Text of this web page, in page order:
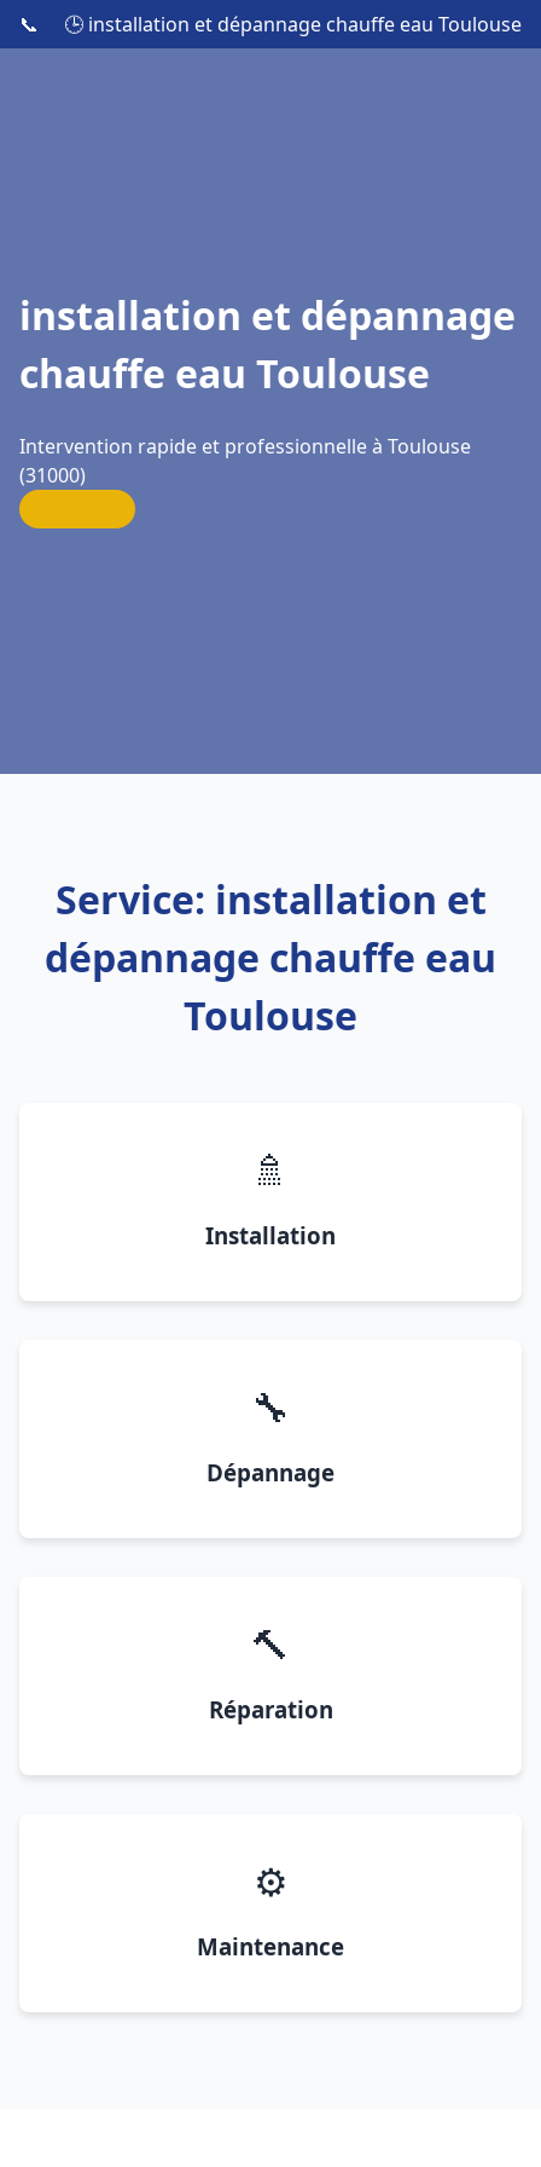
📞 🕒 installation et dépannage chauffe eau Toulouse
installation et dépannage
chauffe eau Toulouse
Intervention rapide et professionnelle à Toulouse
(31000)
Service: installation et
dépannage chauffe eau
Toulouse
🚿
Installation
🔧
Dépannage
🔨
Réparation
⚙️
Maintenance